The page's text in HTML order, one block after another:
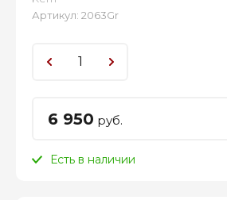
Артикул: 2063Gr
6 950 руб.
Есть в наличии